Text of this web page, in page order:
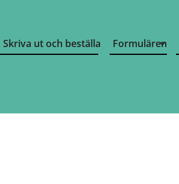
Skriva ut och beställa Formulären